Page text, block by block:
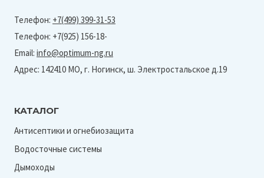
мм)
Тип
профиля
Телефон: +7(499) 399-31-53
Телефон: +7(925) 156-18-
Email: info@optimum-ng.ru
Адрес: 142410 МО, г. Ногинск, ш. Электростальское д.19
КАТАЛОГ
Антисептики и огнебиозащита
Водосточные системы
Дымоходы